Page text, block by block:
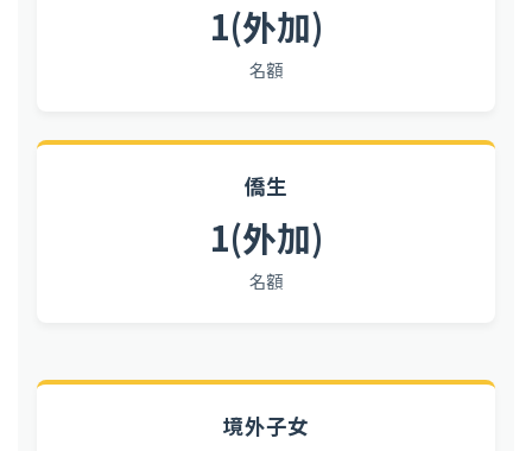
1(外加)
名額
僑生
1(外加)
名額
境外子女